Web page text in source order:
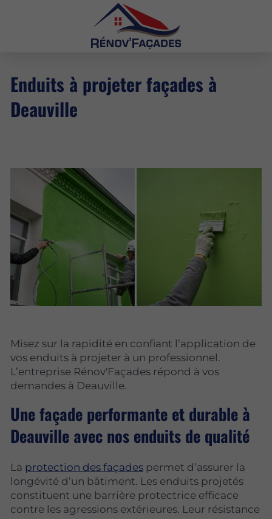
Enduits à projeter façades à
Deauville
Misez sur la rapidité en confiant l’application de
vos enduits à projeter à un professionnel.
L’entreprise Rénov'Façades répond à vos
demandes à Deauville.
Une façade performante et durable à
Deauville avec nos enduits de qualité
La protection des façades permet d’assurer la
longévité d’un bâtiment. Les enduits projetés
constituent une barrière protectrice efficace
contre les agressions extérieures. Leur résistance